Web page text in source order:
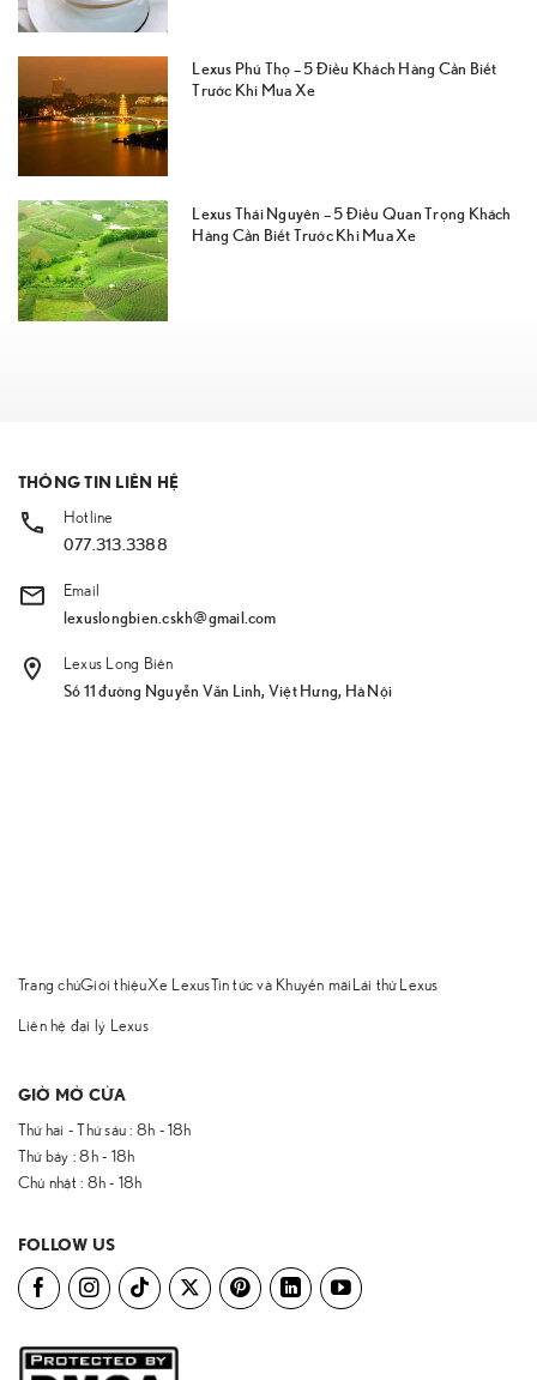
Lexus Phú Thọ – 5 Điều Khách Hàng Cần Biết
Trước Khi Mua Xe
Lexus Thái Nguyên – 5 Điều Quan Trọng Khách
Hàng Cần Biết Trước Khi Mua Xe
THÔNG TIN LIÊN HỆ
Hotline
077.313.3388
Email
lexuslongbien.cskh@gmail.com
Lexus Long Biên
Số 11 đường Nguyễn Văn Linh, Việt Hưng, Hà Nội
Trang chủGiới thiệuXe LexusTin tức và Khuyến mãi Lái thử Lexus
Liên hệ đại lý Lexus
GIỜ MỞ CỬA
Thứ hai - Thứ sáu : 8h - 18h
Thứ bảy : 8h - 18h
Chủ nhật : 8h - 18h
FOLLOW US